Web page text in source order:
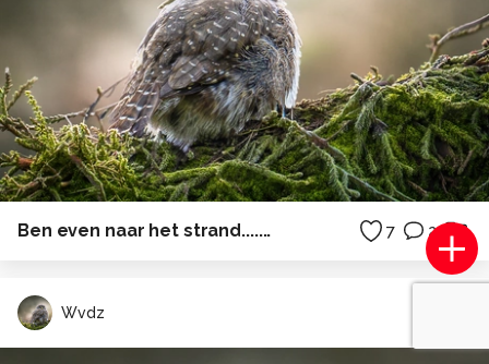
Ben even naar het strand....... 7 2
Wvdz